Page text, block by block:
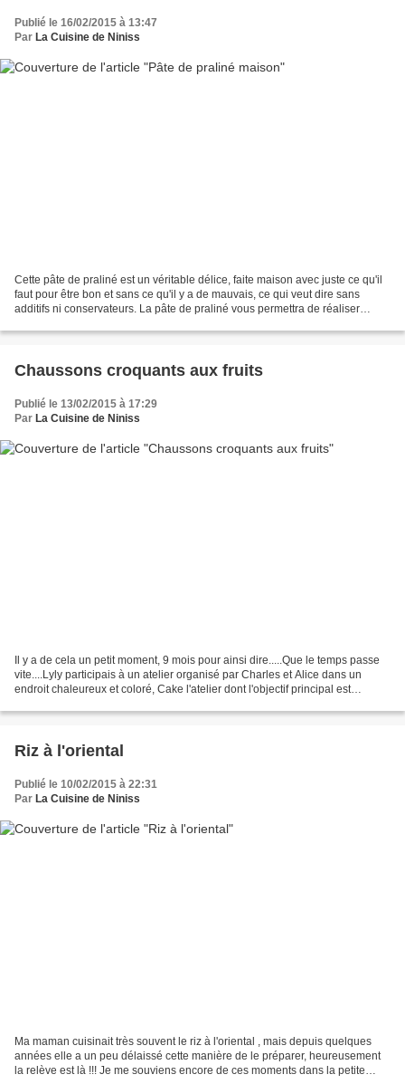
Publié le 16/02/2015 à 13:47
Par La Cuisine de Niniss
Cette pâte de praliné est un véritable délice, faite maison avec juste ce qu'il
faut pour être bon et sans ce qu'il y a de mauvais, ce qui veut dire sans
additifs ni conservateurs. La pâte de praliné vous permettra de réaliser
Chaussons croquants aux fruits
Publié le 13/02/2015 à 17:29
Par La Cuisine de Niniss
Il y a de cela un petit moment, 9 mois pour ainsi dire.....Que le temps passe
vite....Lyly participais à un atelier organisé par Charles et Alice dans un
endroit chaleureux et coloré, Cake l'atelier dont l'objectif principal est
Riz à l'oriental
Publié le 10/02/2015 à 22:31
Par La Cuisine de Niniss
Ma maman cuisinait très souvent le riz à l'oriental , mais depuis quelques
années elle a un peu délaissé cette manière de le préparer, heureusement
la relève est là !!! Je me souviens encore de ces moments dans la petite